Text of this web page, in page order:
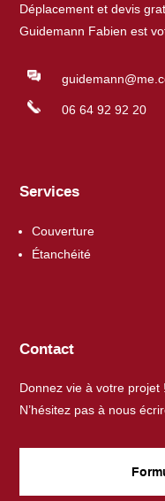
Déplacement et devis
Guidemann Fabien est
06 64 92 92 20
Services
Couverture
Étanchéité
Contact
Donnez vie à votre projet !
N’hésitez pas à nous